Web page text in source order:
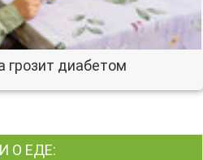
грозит диабетом
О ЕДЕ: